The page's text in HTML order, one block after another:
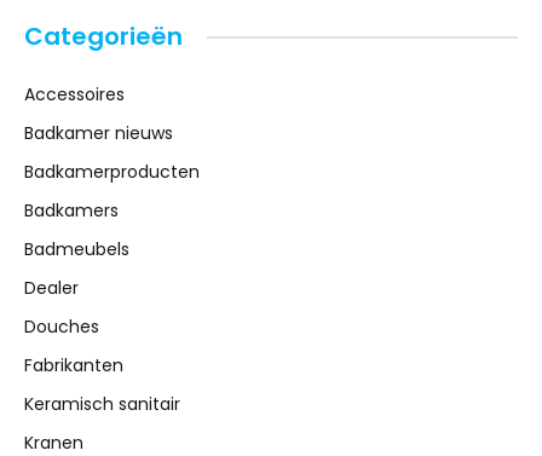
Categorieën
Accessoires
Badkamer nieuws
Badkamerproducten
Badkamers
Badmeubels
Dealer
Douches
Fabrikanten
Keramisch sanitair
Kranen